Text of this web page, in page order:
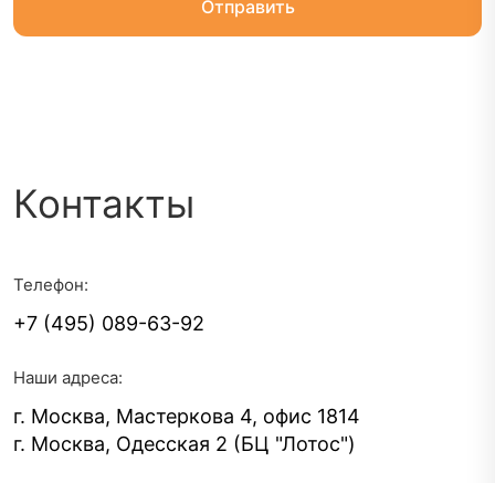
Контакты
Телефон:
+7 (495) 089-63-92
Наши адреса:
г. Москва, Мастеркова 4, офис 1814
г. Москва, Одесская 2 (БЦ "Лотос")